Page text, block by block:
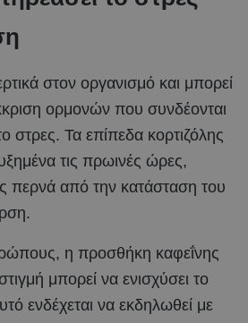
στον οργανισμό και μπορεί
ορμονών που συνδέονται
στρες. Τα επίπεδα κορτιζόλης
τις πρωινές ώρες,
περνά από την κατάσταση του
η προσθήκη καφεΐνης
μπορεί να ενισχύσει το
ενδέχεται να εκδηλωθεί με